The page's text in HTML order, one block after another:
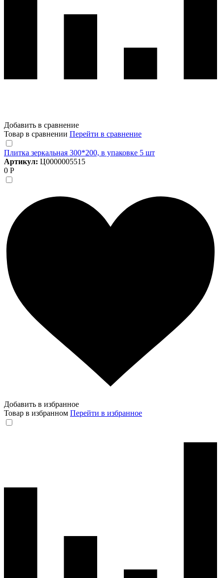
Добавить в сравнение
Товар в сравнении Перейти в сравнение
Плитка зеркальная 300*200, в упаковке 5 шт
Артикул: Ц0000005515
0 Р
Добавить в избранное
Товар в избранном Перейти в избранное